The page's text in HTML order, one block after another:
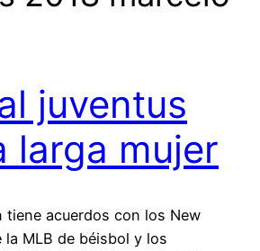
juventus
larga mujer
tiene acuerdos con los New
la MLB de béisbol y los